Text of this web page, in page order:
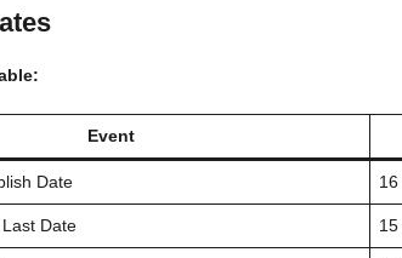
Event
Date
Date 15